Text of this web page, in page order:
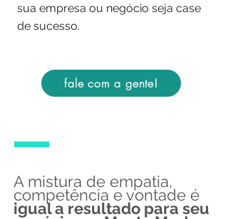
sua empresa ou negócio seja case
de sucesso.
fale com a gente!
A mistura de empatia,
competência e vontade é
igual a resultado para seu